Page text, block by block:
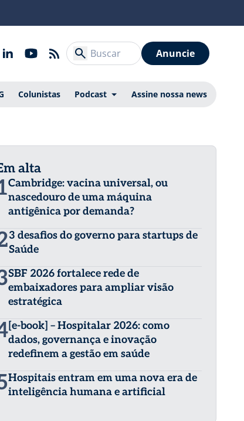
Anuncie
Colunistas Podcast Assine nossa news
alta
Cambridge: vacina universal, ou
nascedouro de uma máquina
antigênica por demanda?
3 desafios do governo para startups de
Saúde
SBF 2026 fortalece rede de
embaixadores para ampliar visão
estratégica
[e-book] – Hospitalar 2026: como
dados, governança e inovação
redefinem a gestão em saúde
Hospitais entram em uma nova era de
inteligência humana e artificial